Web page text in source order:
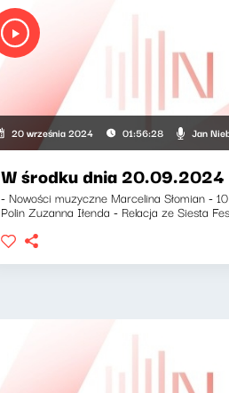
20 września 2024 01:56:28 Jan
W środku dnia 20.09.2024
- Nowości muzyczne Marcelina Słomian -
Polin Zuzanna Iłenda - Relacja ze Siesta